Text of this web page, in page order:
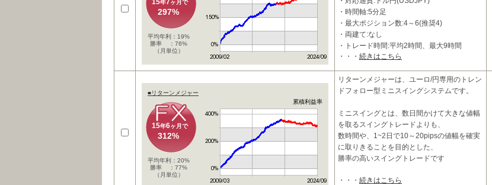
15年7ヶ月で
297%
平均年利：19%
勝率 ：76%
（月単位）
・時間軸:5分足
・最大ポジション数:4～6(推奨4)
・両建て:なし
・トレード時間:平均2時間、最大9時間
・利確：35Pips、 損切:110pips
■ 特徴
す。
・上位時間軸のト
・・・ 続きはこちら
■リターンメジャー
累積利益率
15年6ヶ月で
312%
平均年利：20%
勝率 ：77%
（月単位）
リターンメジャーは、ユーロ/円専用のトレン
ドフォロー型ミニスイングシステムです。
ミニスイングとは、数日間かけて大きな値幅
を取るスイングトレードよりも、
数時間や、1~2日で10～20pipsの値幅を確実
に取りきることを目的とした、
勝率の高いスイングトレードです
・・・ 続きはこちら